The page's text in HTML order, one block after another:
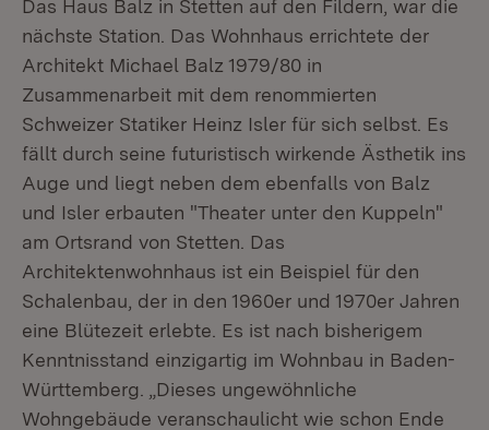
Das Haus Balz in Stetten auf den Fildern, war die
nächste Station. Das Wohnhaus errichtete der
Architekt Michael Balz 1979/80 in
Zusammenarbeit mit dem renommierten
Schweizer Statiker Heinz Isler für sich selbst. Es
fällt durch seine futuristisch wirkende Ästhetik ins
Auge und liegt neben dem ebenfalls von Balz
und Isler erbauten "Theater unter den Kuppeln"
am Ortsrand von Stetten. Das
Architektenwohnhaus ist ein Beispiel für den
Schalenbau, der in den 1960er und 1970er Jahren
eine Blütezeit erlebte. Es ist nach bisherigem
Kenntnisstand einzigartig im Wohnbau in Baden-
Württemberg. „Dieses ungewöhnliche
Wohngebäude veranschaulicht wie schon Ende